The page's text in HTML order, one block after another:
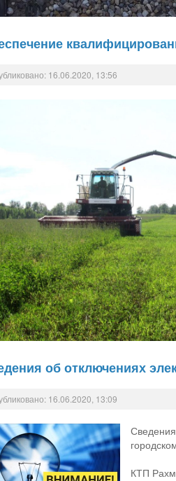
16.06.2020, 13:56
об отключениях
16.06.2020, 13:09
КТП